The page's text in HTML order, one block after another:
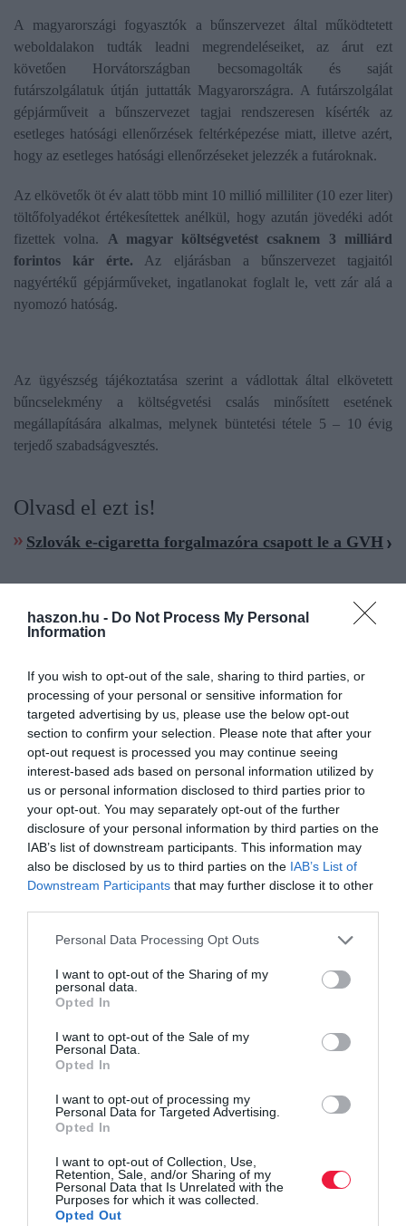
haszon.hu - Do Not Process My Personal
Information
If you wish to opt-out of the sale, sharing to third parties, or
processing of your personal or sensitive information for
targeted advertising by us, please use the below opt-out
section to confirm your selection. Please note that after your
opt-out request is processed you may continue seeing
interest-based ads based on personal information utilized by
us or personal information disclosed to third parties prior to
your opt-out. You may separately opt-out of the further
disclosure of your personal information by third parties on the
IAB’s list of downstream participants. This information may
also be disclosed by us to third parties on the IAB’s List of
Downstream Participants that may further disclose it to other
Please note that this website/app uses one or more Google
not limited to your visit or usage behaviour. You may click to
grant or deny consent to Google and its third-party tags to
use your data for below specified purposes in below Google
consent section.
Personal Data Processing Opt Outs
I want to opt-out of the Sharing of my
personal data.
Opted In
I want to opt-out of the Sale of my
Personal Data.
Opted In
I want to opt-out of processing my
Personal Data for Targeted Advertising.
Opted In
I want to opt-out of Collection, Use,
Retention, Sale, and/or Sharing of my
Personal Data that Is Unrelated with the
Purposes for which it was collected.
Opted Out
A magyarországi fogyasztók a bűnszervezet által működtetett
weboldalakon tudták leadni megrendeléseiket, az árut ezt
követően Horvátországban becsomagolták és saját
futárszolgálatuk útján juttatták Magyarországra. A futárszolgálat
gépjárműveit a bűnszervezet tagjai rendszeresen kísérték az
esetleges hatósági ellenőrzések feltérképezése miatt, illetve azért,
hogy az esetleges hatósági ellenőrzéseket jelezzék a futároknak.
Az elkövetők öt év alatt több mint 10 millió milliliter (10 ezer liter)
töltőfolyadékot értékesítettek anélkül, hogy azután jövedéki adót
fizettek volna. A magyar költségvetést csaknem 3 milliárd
forintos kár érte. Az eljárásban a bűnszervezet tagjaitól
nagyértékű gépjárműveket, ingatlanokat foglalt le, vett zár alá a
nyomozó hatóság.
Az ügyészség tájékoztatása szerint a vádlottak által elkövetett
bűncselekmény a költségvetési csalás minősített esetének
megállapítására alkalmas, melynek büntetési tétele 5 – 10 évig
terjedő szabadságvesztés.
Olvasd el ezt is!
Szlovák e-cigaretta forgalmazóra csapott le a GVH